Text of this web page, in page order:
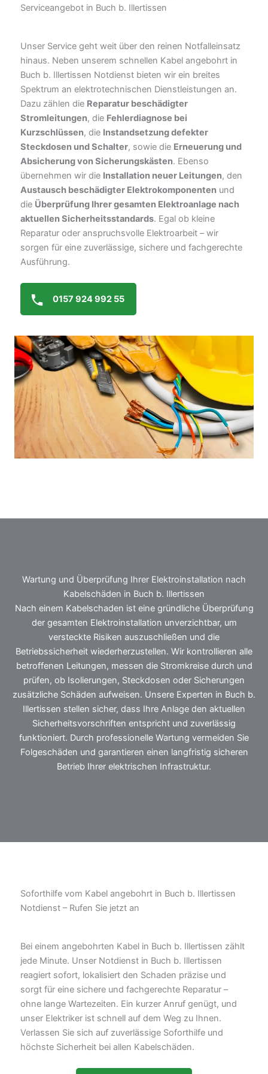
Serviceangebot in Buch b. Illertissen
Unser Service geht weit über den reinen Notfalleinsatz
hinaus. Neben unserem schnellen Kabel angebohrt in
Buch b. Illertissen Notdienst bieten wir ein breites
Spektrum an elektrotechnischen Dienstleistungen an.
Dazu zählen die Reparatur beschädigter
Stromleitungen, die Fehlerdiagnose bei
Kurzschlüssen, die Instandsetzung defekter
Steckdosen und Schalter, sowie die Erneuerung und
Absicherung von Sicherungskästen. Ebenso
übernehmen wir die Installation neuer Leitungen, den
Austausch beschädigter Elektrokomponenten und
die Überprüfung Ihrer gesamten Elektroanlage nach
aktuellen Sicherheitsstandards. Egal ob kleine
Reparatur oder anspruchsvolle Elektroarbeit – wir
sorgen für eine zuverlässige, sichere und fachgerechte
Ausführung.
0157 924 992 55
Wartung und Überprüfung Ihrer Elektroinstallation nach
Kabelschäden in Buch b. Illertissen
Nach einem Kabelschaden ist eine gründliche Überprüfung
der gesamten Elektroinstallation unverzichtbar, um
versteckte Risiken auszuschließen und die
Betriebssicherheit wiederherzustellen. Wir kontrollieren alle
betroffenen Leitungen, messen die Stromkreise durch und
prüfen, ob Isolierungen, Steckdosen oder Sicherungen
zusätzliche Schäden aufweisen. Unsere Experten in Buch b.
Illertissen stellen sicher, dass Ihre Anlage den aktuellen
Sicherheitsvorschriften entspricht und zuverlässig
funktioniert. Durch professionelle Wartung vermeiden Sie
Folgeschäden und garantieren einen langfristig sicheren
Betrieb Ihrer elektrischen Infrastruktur.
Soforthilfe vom Kabel angebohrt in Buch b. Illertissen
Notdienst – Rufen Sie jetzt an
Bei einem angebohrten Kabel in Buch b. Illertissen zählt
jede Minute. Unser Notdienst in Buch b. Illertissen
reagiert sofort, lokalisiert den Schaden präzise und
sorgt für eine sichere und fachgerechte Reparatur –
ohne lange Wartezeiten. Ein kurzer Anruf genügt, und
unser Elektriker ist schnell auf dem Weg zu Ihnen.
Verlassen Sie sich auf zuverlässige Soforthilfe und
höchste Sicherheit bei allen Kabelschäden.